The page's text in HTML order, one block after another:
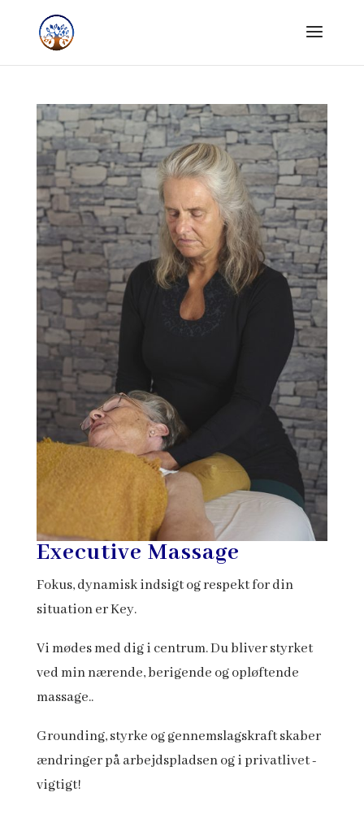
Executive Massage
Fokus, dynamisk indsigt og respekt for din
situation er Key.
Vi mødes med dig i centrum. Du bliver styrket
ved min nærende, berigende og opløftende
massage..
Grounding, styrke og gennemslagskraft skaber
ændringer på arbejdspladsen og i privatlivet -
vigtigt!